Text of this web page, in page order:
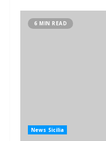
6 MIN READ
News Sicilia